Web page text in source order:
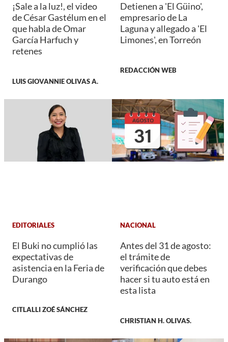
¡Sale a la luz!, el video
de César Gastélum en el
que habla de Omar
García Harfuch y
retenes
LUIS GIOVANNIE OLIVAS A.
Detienen a 'El Güino',
empresario de La
Laguna y allegado a 'El
Limones', en Torreón
REDACCIÓN WEB
EDITORIALES
El Buki no cumplió las
expectativas de
asistencia en la Feria de
Durango
CITLALLI ZOÉ SÁNCHEZ
NACIONAL
Antes del 31 de agosto:
el trámite de
verificación que debes
hacer si tu auto está en
esta lista
CHRISTIAN H. OLIVAS.